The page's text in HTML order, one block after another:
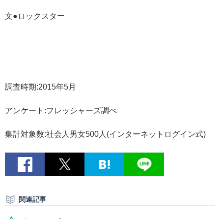
文●ロックスター
調査時期:2015年5月
アンケート:フレッシャーズ調べ
集計対象数:社会人男女500人(インターネットログイン式)
関連記事